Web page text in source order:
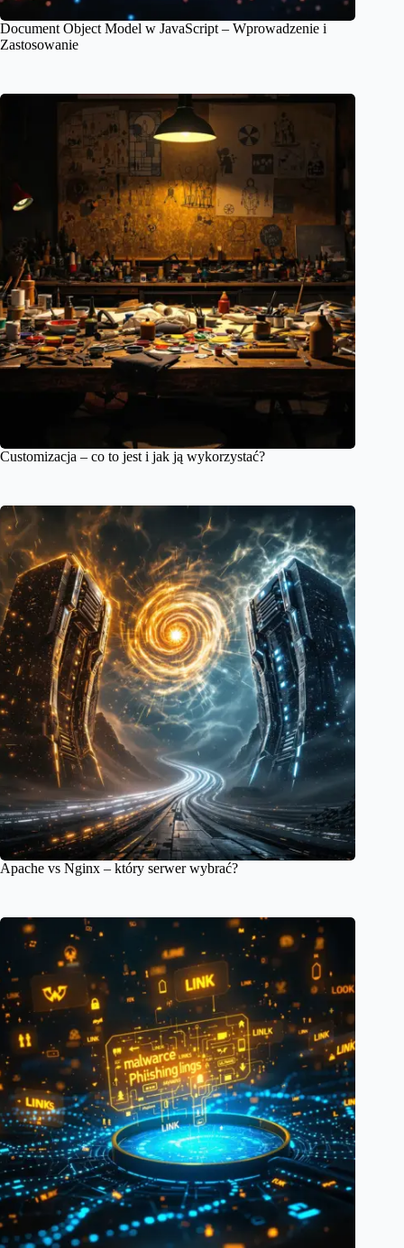
Document Object Model w JavaScript – Wprowadzenie i
Zastosowanie
Customizacja – co to jest i jak ją wykorzystać?
Apache vs Nginx – który serwer wybrać?